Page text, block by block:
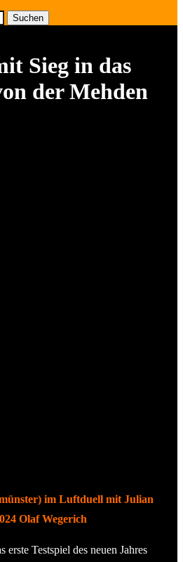
Suchen
Sieg in das
der Mehden
im Luftduell mit Julian
Olaf Wegerich
Testspiel des neuen Jahres